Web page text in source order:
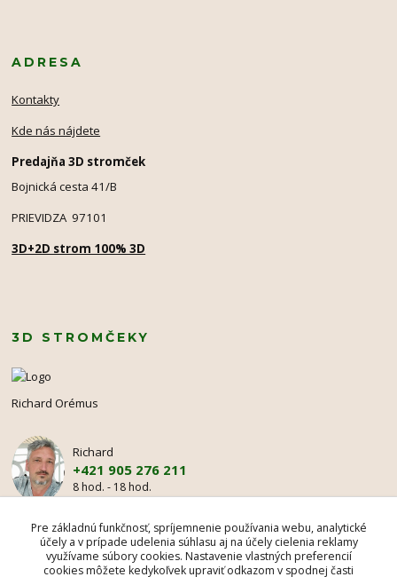
ADRESA
Kontakty
Kde nás nájdete
Predajňa 3D stromček
Bojnická cesta 41/B
PRIEVIDZA 97101
3D+2D strom 100% 3D
3D STROMČEKY
Richard Orémus
Richard
+421 905 276 211
8 hod. - 18 hod.
mr@3dstromcek.sk
Pre základnú funkčnosť, spríjemnenie používania webu, analytické
účely a v prípade udelenia súhlasu aj na účely cielenia reklamy
využívame súbory cookies. Nastavenie vlastných preferencií
cookies môžete kedykoľvek upraviť odkazom v spodnej časti